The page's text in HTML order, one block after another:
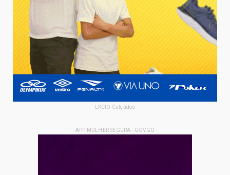
LKCIO Calçados
- APP MULHER SEGURA - GOVGO -